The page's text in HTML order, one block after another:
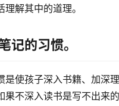
解其中的道理。
记的习惯。
是使孩子深入书籍、加深
不深入读书是写不出来